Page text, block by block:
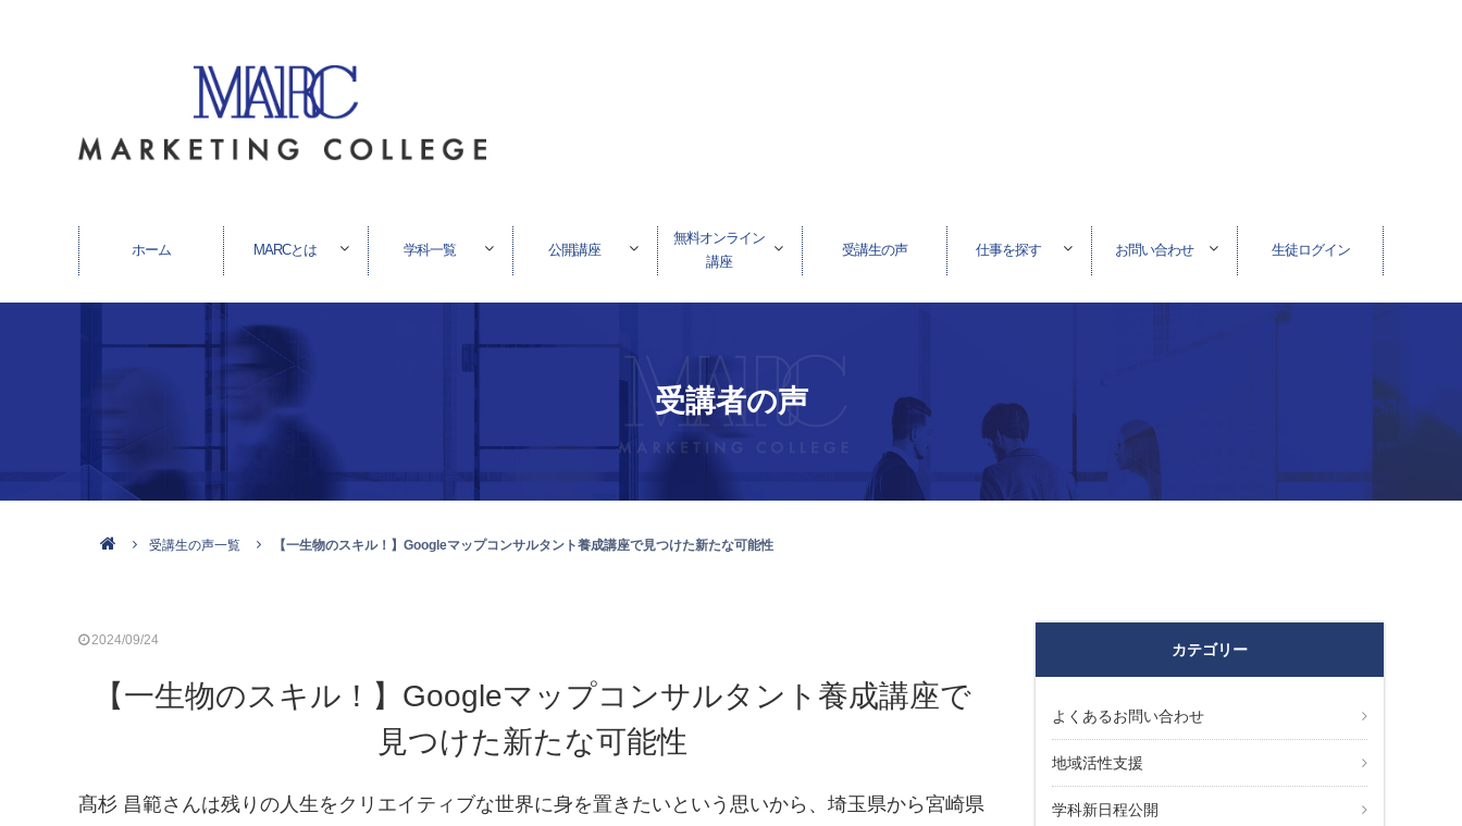
ホーム MARCとは 学科一覧 公開講座
無料オンライン
講座
受講生の声 仕事を探す お問い合わせ 生徒ログイン
受講者の声
受講生の声一覧 【一生物のスキル！】Googleマップコンサルタント養成講座で見つけた新たな可能性
2024/09/24
【一生物のスキル！】Googleマップコンサルタント養成講座で
見つけた新たな可能性
髙杉 昌範さんは残りの人生をクリエイティブな世界に身を置きたいという思いから、埼玉県から宮崎県
カテゴリー
よくあるお問い合わせ
地域活性支援
学科新日程公開